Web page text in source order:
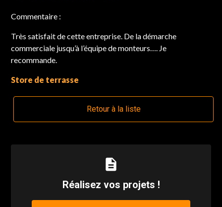
Commentaire :
Très satisfait de cette entreprise. De la démarche
commerciale jusqu’à l’équipe de monteurs…. Je
recommande.
Store de terrasse
Retour à la liste
description
Réalisez vos projets !